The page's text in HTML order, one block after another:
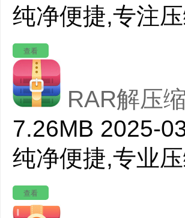
纯净便捷,专注
查看
RAR解压缩
7.26MB 2025-
纯净便捷,专业
查看